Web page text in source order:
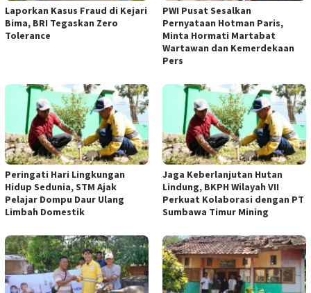
Laporkan Kasus Fraud di Kejari
Bima, BRI Tegaskan Zero
Tolerance
PWI Pusat Sesalkan
Pernyataan Hotman Paris,
Minta Hormati Martabat
Wartawan dan Kemerdekaan
Pers
Peringati Hari Lingkungan
Hidup Sedunia, STM Ajak
Pelajar Dompu Daur Ulang
Limbah Domestik
Jaga Keberlanjutan Hutan
Lindung, BKPH Wilayah VII
Perkuat Kolaborasi dengan PT
Sumbawa Timur Mining